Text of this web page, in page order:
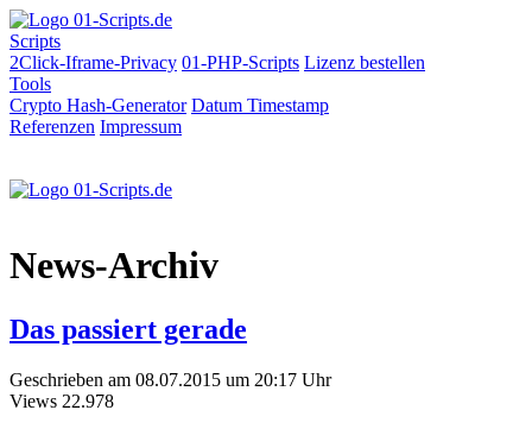
Scripts
2Click-Iframe-Privacy 01-PHP-Scripts Lizenz bestellen
Tools
Crypto Hash-Generator Datum Timestamp
Referenzen Impressum
News-Archiv
Das passiert gerade
Geschrieben am 08.07.2015 um 20:17 Uhr
Views 22.978